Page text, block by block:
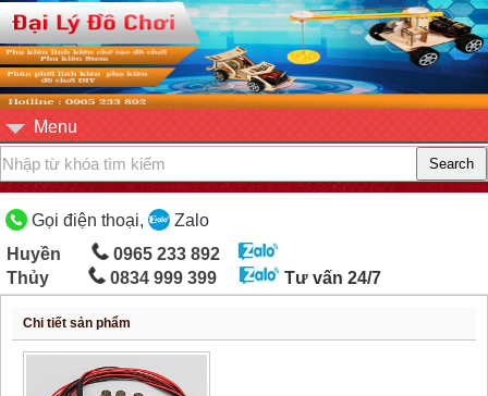
Menu
Gọi điện thoại,
Zalo
Huyền
0965 233 892
Thủy
0834 999 399 Tư vấn 24/7
Chi tiết sản phẩm